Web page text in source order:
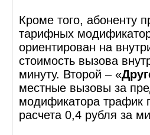
Кроме того, абоненту
тарифных
ориентирован на
стоимость вызова
минуту. Второй – «
местные вызовы за
модификатора трафик
расчета 0,4 рубля за